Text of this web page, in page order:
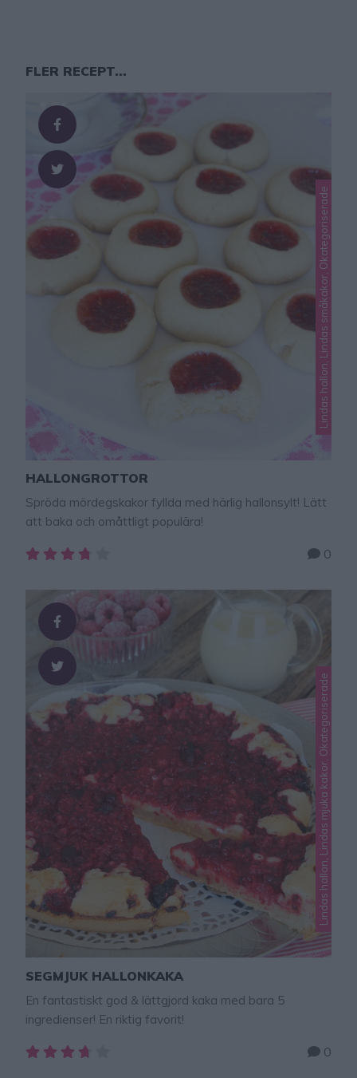
FLER RECEPT...
Lindas hallon, Lindas småkakor, Okategoriserade
HALLONGROTTOR
Spröda mördegskakor fyllda med härlig hallonsylt! Lätt
att baka och omåttligt populära!
0
Lindas hallon, Lindas mjuka kakor, Okategoriserade
SEGMJUK HALLONKAKA
En fantastiskt god & lättgjord kaka med bara 5
ingredienser! En riktig favorit!
0